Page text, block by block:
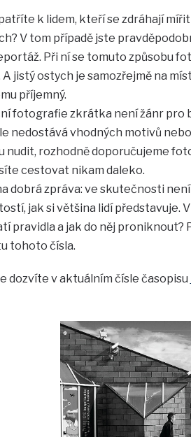
k lidem, kteří se zdráhají
V tom případě jste
Při ní se tomuto způsobu
A jistý ostych je samozřejmě na
příjemný.
fotografie zkrátka není žánr pro
nedostává vhodných motivů
nudit, rozhodně doporučujeme
cestovat nikam daleko.
dobrá zpráva: ve skutečnosti
jak si většina lidí představuje.
pravidla a jak do něj
tohoto čísla.
dozvíte v aktuálním čísle časopisu